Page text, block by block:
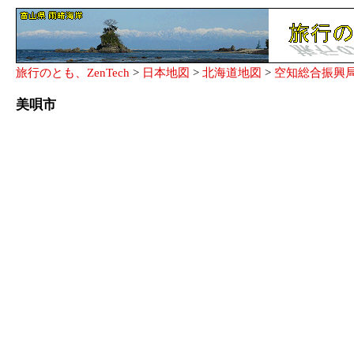
旅行のとも、ZenTech > 日本地図 > 北海道地図 > 空知総合振興
美唄市